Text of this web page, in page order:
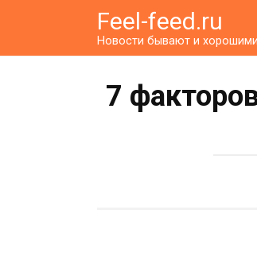
Feel-feed.ru
Новости бывают и хорошими
7